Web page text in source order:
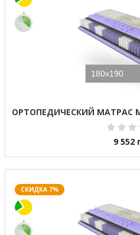
ОРТОПЕДИЧЕСКИЙ МАТРАС
9 552
СКИДКА 7%